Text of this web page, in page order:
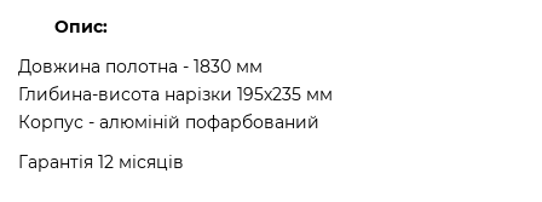
Опис:
Довжина полотна - 1830 мм
Глибина-висота нарізки 195х235 мм
Корпус - алюміній пофарбований
Гарантія 12 місяців